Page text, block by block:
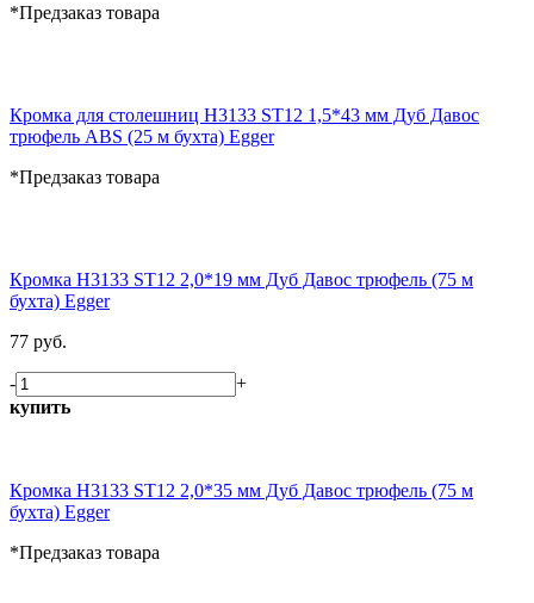
*Предзаказ товара
Кромка для столешниц H3133 ST12 1,5*43 мм Дуб Давос
трюфель ABS (25 м бухта) Egger
*Предзаказ товара
Кромка H3133 ST12 2,0*19 мм Дуб Давос трюфель (75 м
бухта) Egger
77 руб.
-
+
купить
Кромка H3133 ST12 2,0*35 мм Дуб Давос трюфель (75 м
бухта) Egger
*Предзаказ товара